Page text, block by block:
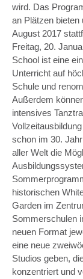
wird. Das
an Plätzen bieten
August 2017
Freitag, 20.
School ist eine
Unterricht auf
Schule und
Außerdem
intensives
schon im 30.
aller Welt die
historischen
Garden im
Sommerschulen
neuen Format
eine neue
Studios geben,
konzentriert und